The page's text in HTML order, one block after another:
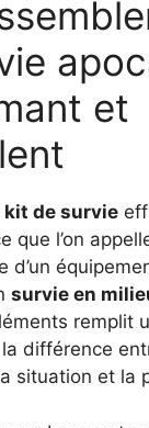
et
kit de survie
que l’on
d’un
survie en
remplit
différence
situation et la